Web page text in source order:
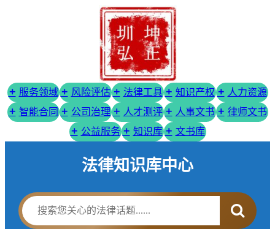
服务领域 风险评估 法律工具 知识产权
人力资源
智能合同
公司治理 人才测评 人事文书
律师文书
公益服务
知识库 文书库
法律知识库中心